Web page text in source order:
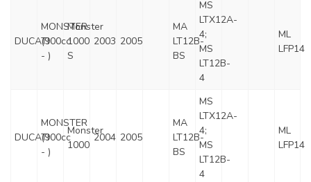
DUCATI
MONSTER
(900cc
- )
Monster
1000
S
2003 2005
MA
LT12B-
BS
MS
LTX12A-
4;
MS
LT12B-
4
ML
LFP14
DUCATI
MONSTER
(900cc
- )
Monster
1000
2004 2005
MA
LT12B-
BS
MS
LTX12A-
4;
MS
LT12B-
4
ML
LFP14